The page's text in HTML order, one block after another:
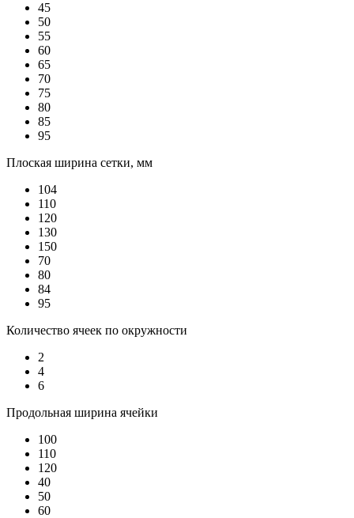
45
50
55
60
65
70
75
80
85
95
Плоская ширина сетки, мм
104
110
120
130
150
70
80
84
95
Количество ячеек по окружности
2
4
6
Продольная ширина ячейки
100
110
120
40
50
60